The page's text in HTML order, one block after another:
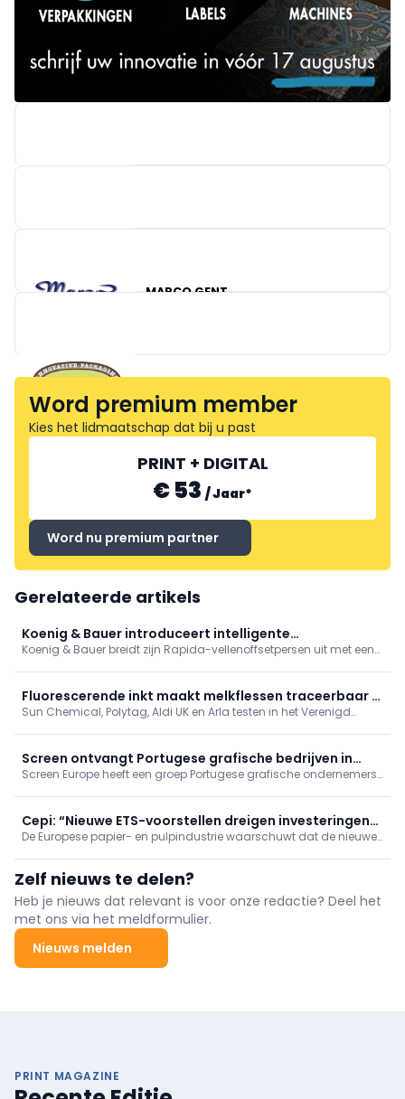
MARCO GENT
Word premium member
Kies het lidmaatschap dat bij u past
PRINT + DIGITAL
€ 53 /Jaar*
Word nu premium partner
Gerelateerde artikels
Koenig & Bauer introduceert intelligente
assistentiesystemen voor Rapida-persen
Koenig & Bauer breidt zijn Rapida-vellenoffsetpersen uit met een
Fluorescerende inkt maakt melkflessen traceerbaar in
recyclageproces
Sun Chemical, Polytag, Aldi UK en Arla testen in het Verenigd
Screen ontvangt Portugese grafische bedrijven in
Aalsmeer
Screen Europe heeft een groep Portugese grafische ondernemers
Cepi: “Nieuwe ETS-voorstellen dreigen investeringen
af te remmen”
De Europese papier- en pulpindustrie waarschuwt dat de nieuwe
kunnen ondermijnen.
Zelf nieuws te delen?
Heb je nieuws dat relevant is voor onze redactie? Deel het
met ons via het meldformulier.
Nieuws melden
PRINT MAGAZINE